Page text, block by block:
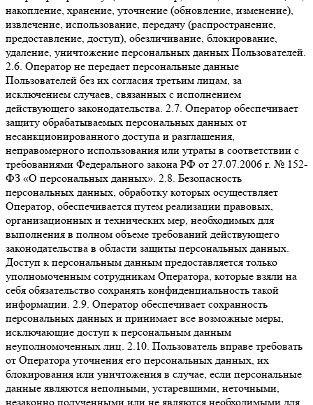
накопление, хранение, уточнение (обновление, изменение),
извлечение, использование, передачу (распространение,
предоставление, доступ), обезличивание, блокирование,
удаление, уничтожение персональных данных Пользователей.
2.6. Оператор не передает персональные данные
Пользователей без их согласия третьим лицам, за
исключением случаев, связанных с исполнением
действующего законодательства. 2.7. Оператор обеспечивает
защиту обрабатываемых персональных данных от
несанкционированного доступа и разглашения,
неправомерного использования или утраты в соответствии с
требованиями Федерального закона РФ от 27.07.2006 г. № 152-
ФЗ «О персональных данных». 2.8. Безопасность
персональных данных, обработку которых осуществляет
Оператор, обеспечивается путем реализации правовых,
организационных и технических мер, необходимых для
выполнения в полном объеме требований действующего
законодательства в области защиты персональных данных.
Доступ к персональным данным предоставляется только
уполномоченным сотрудникам Оператора, которые взяли на
себя обязательство сохранять конфиденциальность такой
информации. 2.9. Оператор обеспечивает сохранность
персональных данных и принимает все возможные меры,
исключающие доступ к персональным данным
неуполномоченных лиц. 2.10. Пользователь вправе требовать
от Оператора уточнения его персональных данных, их
блокирования или уничтожения в случае, если персональные
данные являются неполными, устаревшими, неточными,
незаконно полученными или не являются необходимыми для